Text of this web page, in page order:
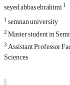
seyed abbas ebrahimi1
1semnan university
2Master student in
3Assistant Professor
Sciences